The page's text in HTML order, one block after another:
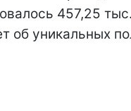
457,25
об уникальных